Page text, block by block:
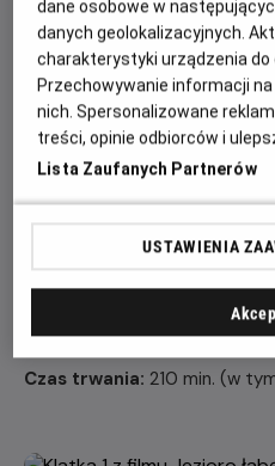
pozostanie łabędziem na
sposób na złamanie zaklęcia
Obsada:
Orkiestra Royal Opera
ODETTA/ODYLIA
KSIĘŻNA Christina
BENNO Joonhyuk Jun
MŁODSZE SIOSTRY
Annette Buvoli
Czas trwania: 210 min. (w
dane osobowe w
danych geolokalizacyjnych.
charakterystyki urządzenia do
Przechowywanie informacji
nich. Spersonalizowane
treści, opinie odbiorców i
Lista Zaufanych Partnerów
USTAWIENIA